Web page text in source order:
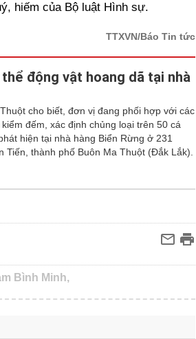
hiếm của Bộ luật Hình sự.
TTXVN/Báo Tin tức
động vật hoang dã tại nhà
cho biết, đơn vị đang phối hợp với các
đếm, xác định chủng loại trên 50 cá
hiện tại nhà hàng Biển Rừng ở 231
thành phố Buôn Ma Thuột (Đắk Lắk).
Bình Minh,